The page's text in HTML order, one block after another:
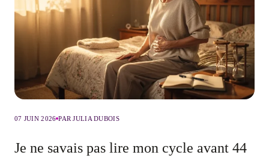
07 JUIN 2026 PAR JULIA DUBOIS
Je ne savais pas lire mon cycle avant 44